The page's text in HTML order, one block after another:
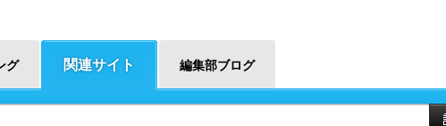
グ 関連サイト 編集部ブログ